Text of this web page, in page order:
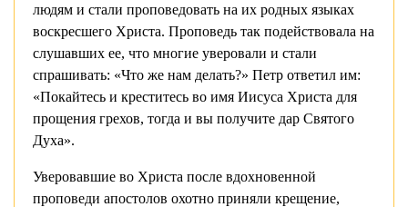
людям и стали проповедовать на их родных языках
воскресшего Христа. Проповедь так подействовала на
слушавших ее, что многие уверовали и стали
спрашивать: «Что же нам делать?» Петр ответил им:
«Покайтесь и креститесь во имя Иисуса Христа для
прощения грехов, тогда и вы получите дар Святого
Духа».
Уверовавшие во Христа после вдохновенной
проповеди апостолов охотно приняли крещение,